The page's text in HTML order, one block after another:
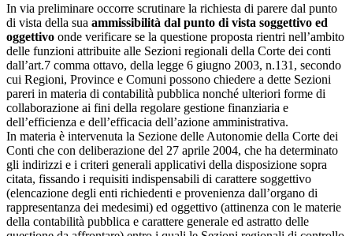
In via preliminare occorre scrutinare la richiesta di parere dal punto
di vista della sua ammissibilità dal punto di vista soggettivo ed
oggettivo onde verificare se la questione proposta rientri nell’ambito
delle funzioni attribuite alle Sezioni regionali della Corte dei conti
dall’art.7 comma ottavo, della legge 6 giugno 2003, n.131, secondo
cui Regioni, Province e Comuni possono chiedere a dette Sezioni
pareri in materia di contabilità pubblica nonché ulteriori forme di
collaborazione ai fini della regolare gestione finanziaria e
dell’efficienza e dell’efficacia dell’azione amministrativa.
In materia è intervenuta la Sezione delle Autonomie della Corte dei
Conti che con deliberazione del 27 aprile 2004, che ha determinato
gli indirizzi e i criteri generali applicativi della disposizione sopra
citata, fissando i requisiti indispensabili di carattere soggettivo
(elencazione degli enti richiedenti e provenienza dall’organo di
rappresentanza dei medesimi) ed oggettivo (attinenza con le materie
della contabilità pubblica e carattere generale ed astratto delle